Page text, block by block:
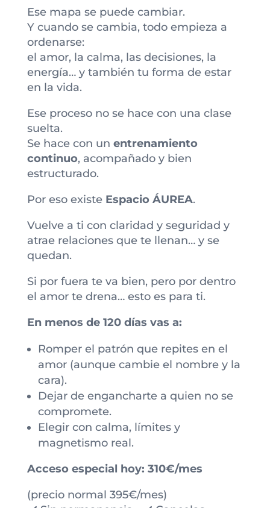
Ese mapa se puede cambiar.
Y cuando se cambia, todo empieza a
ordenarse:
el amor, la calma, las decisiones, la
energía… y también tu forma de estar
en la vida.
Ese proceso no se hace con una clase
suelta.
Se hace con un entrenamiento
continuo, acompañado y bien
estructurado.
Por eso existe Espacio ÁUREA.
Vuelve a ti con claridad y seguridad y
atrae relaciones que te llenan… y se
quedan.
Si por fuera te va bien, pero por dentro
el amor te drena… esto es para ti.
En menos de 120 días vas a:
Romper el patrón que repites en el
amor (aunque cambie el nombre y la
cara).
Dejar de engancharte a quien no se
compromete.
Elegir con calma, límites y
magnetismo real.
Acceso especial hoy: 310€/mes
(precio normal 395€/mes)